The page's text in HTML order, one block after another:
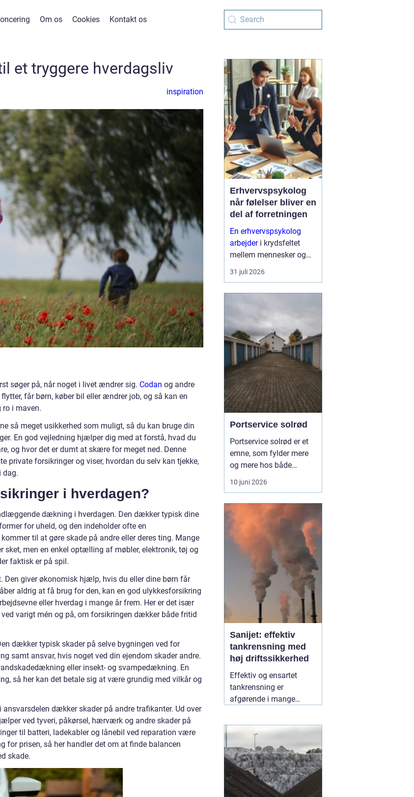
Om os Cookies Kontakt os
et tryggere hverdagsliv
inspiration
søger på, når noget i livet ændrer sig. Codan og andre
får børn, køber bil eller ændrer job, og så kan en
i maven.
så meget usikkerhed som muligt, så du kan bruge din
En god vejledning hjælper dig med at forstå, hvad du
og hvor det er dumt at skære for meget ned. Denne
private forsikringer og viser, hvordan du selv kan tjekke,
dag.
i hverdagen?
dækning i hverdagen. Den dækker typisk dine
for uheld, og den indeholder ofte en
til at gøre skade på andre eller deres ting. Mange
men en enkel optælling af møbler, elektronik, tøj og
faktisk er på spil.
Den giver økonomisk hjælp, hvis du eller dine børn får
aldrig at få brug for den, kan en god ulykkesforsikring
eller hverdag i mange år frem. Her er det især
varigt mén og på, om forsikringen dækker både fritid
dækker typisk skader på selve bygningen ved for
samt ansvar, hvis noget ved din ejendom skader andre.
eller insekt- og svampedækning. En
så her kan det betale sig at være grundig med vilkår og
dækker skader på andre trafikanter. Ud over
ved tyveri, påkørsel, hærværk og andre skader på
til batteri, ladekabler og lånebil ved reparation være
for prisen, så her handler det om at finde balancen
skade.
Erhvervspsykolog
når følelser bliver en
del af forretningen
En erhvervspsykolog
arbejderi krydsfeltet
mellem mennesker og
forretning. Fokus er ikke
kun på trivsel, men også
påvirker resultater,
strategier og
forandringe...
31 juli 2026
Portservice solrød
Portservice solrød er et
emne, som fylder mere
og mere hos både
private husejere og
virksomheder, der har
komfort og
driftssikkerhed i
hverdagen. Når en port
ikke fungerer, stopper
hverdagen hurtigt op, og
både logistik,
adgangsfo...
10 juni 2026
Sanijet: effektiv
tankrensning med
høj driftssikkerhed
Effektiv og ensartet
tankrensning er
afgørende i mange
hygiejne, sikkerhed og
driftsøkonomi spiller en
stor rolle, kan små fejl få
store konsekvenser. Her
er roterende tankrensere
31 maj 2026